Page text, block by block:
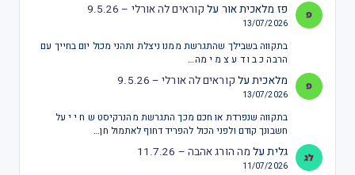
פז מלאכית אור על קוראים לה אורלי – 9.5.26
13/07/2026
בתקווה בשבילך שהתגרשת ממנו ניצלת ותהני מכול יום בחייך עם
הרבה כ ב ו ד ע צ מ י מה…
מלאכיתעל קוראים לה אורלי – 9.5.26
13/07/2026
בתקווה שנפרדת או חכם מכך התגרשת מהנרקיסט ש ח י י על
חשבונך קודם ולפני הכול להפריד דחוף לאתמול חן…
גליתעל מה הורג אהבה – 11.7.26
11/07/2026